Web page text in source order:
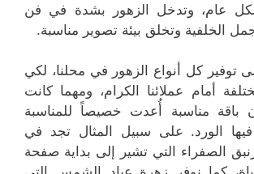
عام، وتدخل الزهور بشدة في فن
الخلفية وتخلق بيئة تصوير مناسبة.
توفير كل أنواع الزهور في محلنا، لكي
أمام عملائنا الكرام، ومهما كانت
باقة مناسبة أُعدت خصيصاً للمناسبة
فيها الورد. على سبيل المثال تجد في
الصفراء التي تشير إلى بداية صفحة